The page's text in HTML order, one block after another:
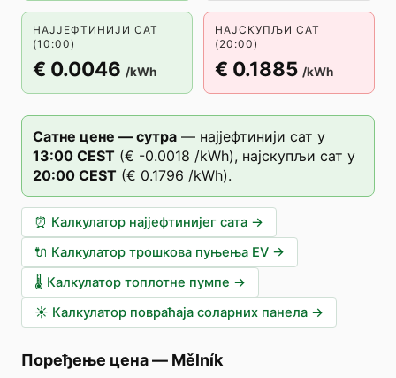
НАЈЈЕФТИНИЈИ САТ
(10:00)
€ 0.0046 /kWh
НАЈСКУПЉИ САТ
(20:00)
€ 0.1885 /kWh
Сатне цене — сутра — најјефтинији сат у
13:00 CEST (€ -0.0018 /kWh), најскупљи сат у
20:00 CEST (€ 0.1796 /kWh).
⏰ Калкулатор најјефтинијег сата →
🔌 Калкулатор трошкова пуњења EV →
🌡️ Калкулатор топлотне пумпе →
☀️ Калкулатор повраћаја соларних панела →
Поређење цена— Mělník